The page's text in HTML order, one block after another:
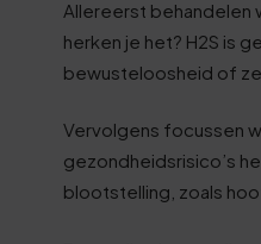
Allereerst behandelen
herken je het? H2​S is
bewusteloosheid of
Vervolgens focussen
gezondheidsrisico’s
blootstelling, zoals
6
9
2
2
2
3